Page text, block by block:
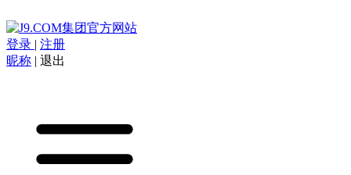
登录 | 注册
昵称 | 退出